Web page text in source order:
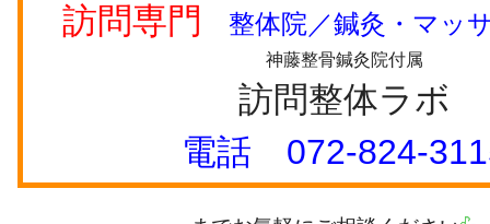
訪問専門 整体院／鍼灸・マッ
神藤整骨鍼灸院付属
訪問整体ラボ
電話 072-824-